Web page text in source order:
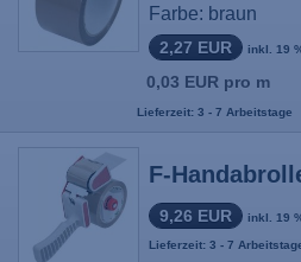
Farbe: braun
2,27 EUR inkl. 19
0,03 EUR pro m
Lieferzeit: 3 - 7 Arbeitstage
F-
9,26 EUR inkl. 19
Lieferzeit: 3 - 7